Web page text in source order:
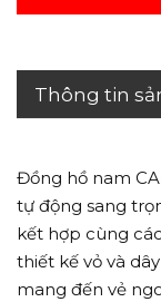
Thông tin
Đồng hồ nam
tự động sang
kết hợp cùng
thiết kế vỏ và
mang đến vẻ